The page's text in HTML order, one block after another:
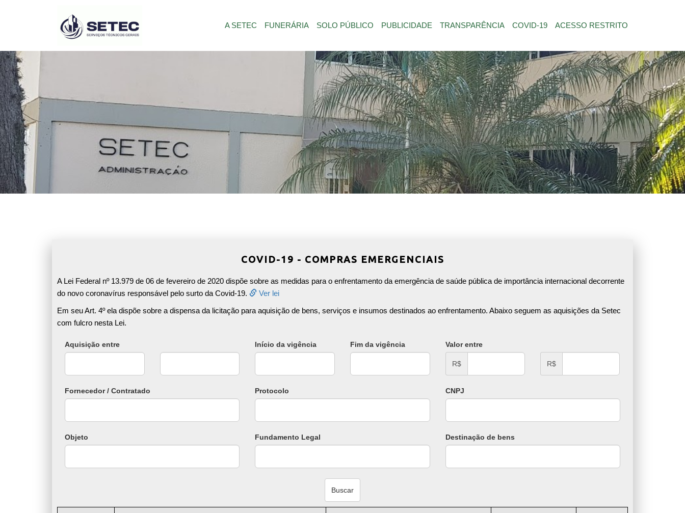
A SETEC FUNERÁRIA SOLO PÚBLICO PUBLICIDADE TRANSPARÊNCIA COVID-19 ACESSO RESTRITO
COVID-19 - COMPRAS EMERGENCIAIS
A Lei Federal nº 13.979 de 06 de fevereiro de 2020 dispõe sobre as medidas para o enfrentamento da emergência de saúde pública de importância internacional decorrente
do novo coronavírus responsável pelo surto da Covid-19.
Ver lei
Em seu Art. 4º ela dispõe sobre a dispensa da licitação para aquisição de bens, serviços e insumos destinados ao enfrentamento. Abaixo seguem as aquisições da Setec
com fulcro nesta Lei.
Aquisição entre Início da vigência Fim da vigência Valor entre
R$ R$
Fornecedor / Contratado Protocolo CNPJ
Objeto Fundamento Legal Destinação de bens
Buscar